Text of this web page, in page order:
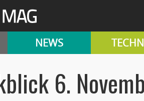
NEWS
6.